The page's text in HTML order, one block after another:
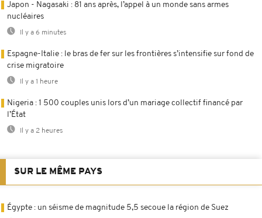
Japon - Nagasaki : 81 ans après, l’appel à un monde sans armes
nucléaires
Il y a 6 minutes
Espagne-Italie : le bras de fer sur les frontières s’intensifie sur fond de
crise migratoire
Il y a 1 heure
Nigeria : 1 500 couples unis lors d’un mariage collectif financé par
l’État
Il y a 2 heures
SUR LE MÊME PAYS
Égypte : un séisme de magnitude 5,5 secoue la région de Suez